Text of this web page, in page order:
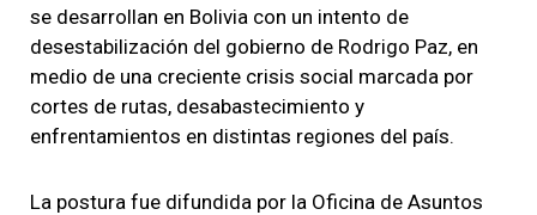
se desarrollan en Bolivia con un intento de
desestabilización del gobierno de Rodrigo Paz, en
medio de una creciente crisis social marcada por
cortes de rutas, desabastecimiento y
enfrentamientos en distintas regiones del país.
La postura fue difundida por la Oficina de Asuntos